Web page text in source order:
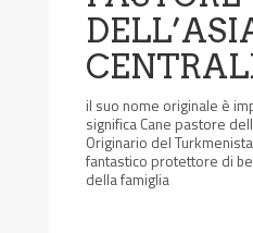
il suo nome originale è
significa Cane pastore
Originario del
fantastico protettore di
della famiglia